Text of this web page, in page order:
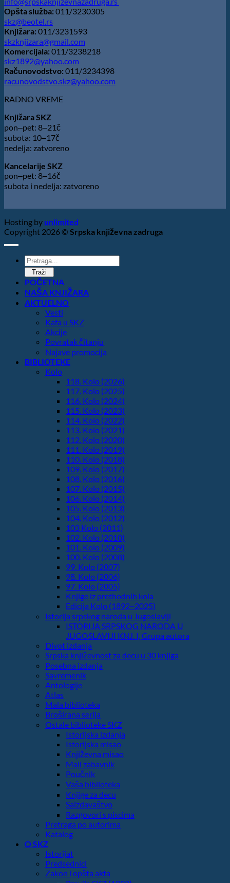
Opšta služba:011/3230305
skz@beotel.rs
Knjižara:011/3231593
skzknjizara@gmail.com
Komercijala:011/3238218
skz1892@yahoo.com
Računovodstvo:011/3234398
racunovodstvo.skz@yahoo.com
RADNO VREME
Knjižara SKZ
pon‒pet: 8‒21č
subota: 10‒17č
nedelja: zatvoreno
Kancelarije SKZ
pon‒pet: 8‒16č
subota i nedelja: zatvoreno
Hosting by unlimited
Copyright 2026 © Srpska književna zadruga
Products
search
Traži
POČETNA
NAŠA KNJIŽARA
AKTUELNO
Vesti
Kafa u SKZ
Akcije
Povratak čitanju
Najave promocija
BIBLIOTEKE
Kolo
118. Kolo (2026)
117. Kolo (2025)
116. Kolo (2024)
115. Kolo (2023)
114. Kolo (2022)
113. Kolo (2021)
112. Kolo (2020)
111. Kolo (2019)
110. Kolo (2018)
109. Kolo (2017)
108. Kolo (2016)
107. Kolo (2015)
106. Kolo (2014)
105. Kolo (2013)
104. Kolo (2012)
103 Kolo (2011)
102. Kolo (2010)
101. Kolo (2009)
100. Kolo (2008)
99. Kolo (2007)
98. Kolo (2006)
97. Kolo (2005)
Knjige iz prethodnih kola
Edicija Kolo (1892‒2025)
Istorija srpskog naroda u Jugoslaviji
ISTORIJA SRPSKOG NARODA U
JUGOSLAVIJI KNJ. I, Grupa autora
Divot izdanja
Srpska književnost za decu u 30 knjiga
Posebna izdanja
Savremenik
Antologije
Atlas
Mala biblioteka
Broširana serija
Ostale biblioteke SKZ
Istorijska izdanja
Istorijska misao
Književna misao
Mali zabavnik
Poučnik
Vaša biblioteka
Knjige za decu
Saizdavaštvo
Razgovori s piscima
Pretraga po autorima
Katalog
O SKZ
Istorijat
Predsednici
Zakon i opšta akta